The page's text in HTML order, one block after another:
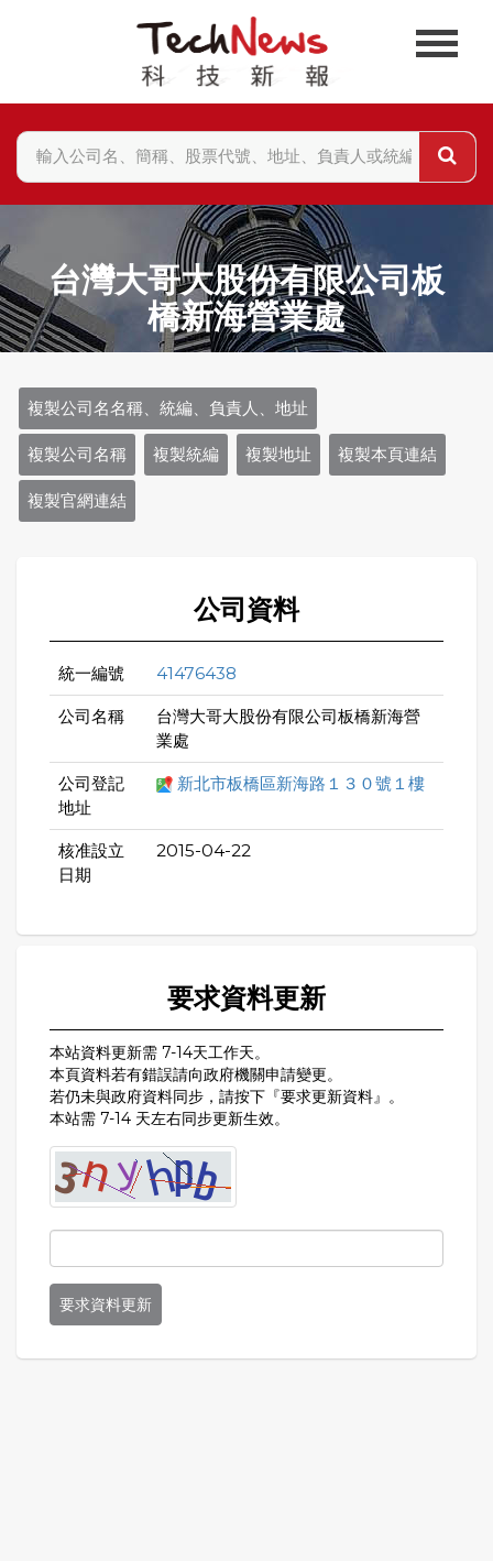
台灣大哥大股份有限公司板
橋新海營業處
複製公司名名稱、統編、負責人、地址
複製公司名稱 複製統編 複製地址 複製本頁連結
複製官網連結
公司資料
統一編號 41476438
公司名稱
台灣大哥大股份有限公司板橋新海營
業處
公司登記
地址
新北市板橋區新海路１３０號１樓
核准設立
日期
2015-04-22
要求資料更新
本站資料更新需 7-14天工作天。
本頁資料若有錯誤請向政府機關申請變更。
若仍未與政府資料同步，請按下『要求更新資料』。
本站需 7-14 天左右同步更新生效。
要求資料更新